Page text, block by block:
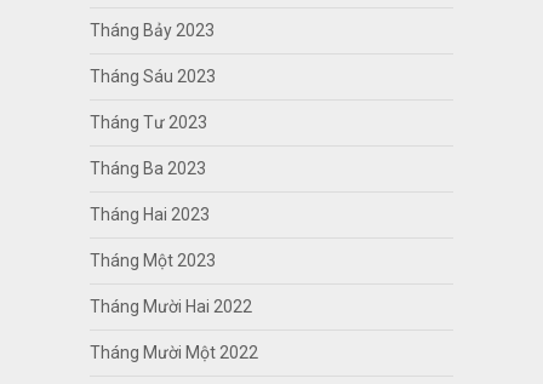
Tháng Bảy 2023
Tháng Sáu 2023
Tháng Tư 2023
Tháng Ba 2023
Tháng Hai 2023
Tháng Một 2023
Tháng Mười Hai 2022
Tháng Mười Một 2022